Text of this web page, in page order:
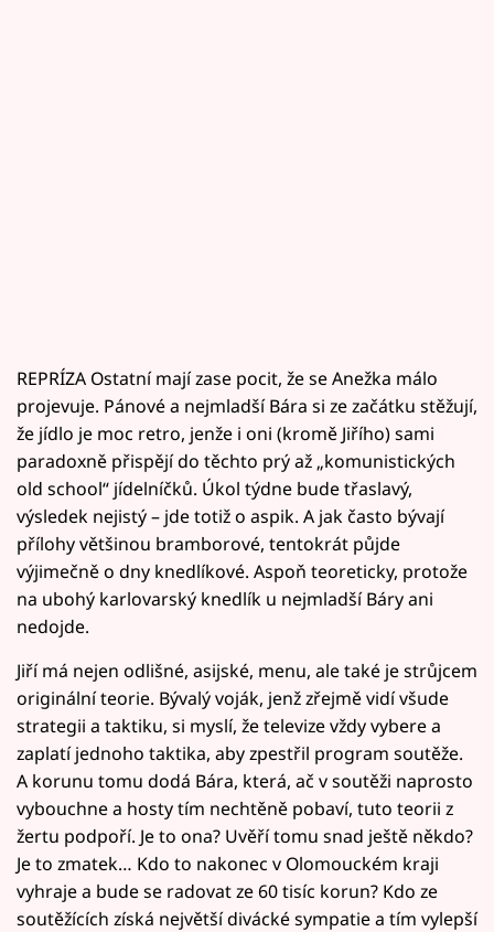
REPRÍZA Ostatní mají zase pocit, že se Anežka málo
projevuje. Pánové a nejmladší Bára si ze začátku stěžují,
že jídlo je moc retro, jenže i oni (kromě Jiřího) sami
paradoxně přispějí do těchto prý až „komunistických
old school“ jídelníčků. Úkol týdne bude třaslavý,
výsledek nejistý – jde totiž o aspik. A jak často bývají
přílohy většinou bramborové, tentokrát půjde
výjimečně o dny knedlíkové. Aspoň teoreticky, protože
na ubohý karlovarský knedlík u nejmladší Báry ani
nedojde.
Jiří má nejen odlišné, asijské, menu, ale také je strůjcem
originální teorie. Bývalý voják, jenž zřejmě vidí všude
strategii a taktiku, si myslí, že televize vždy vybere a
zaplatí jednoho taktika, aby zpestřil program soutěže.
A korunu tomu dodá Bára, která, ač v soutěži naprosto
vybouchne a hosty tím nechtěně pobaví, tuto teorii z
žertu podpoří. Je to ona? Uvěří tomu snad ještě někdo?
Je to zmatek… Kdo to nakonec v Olomouckém kraji
vyhraje a bude se radovat ze 60 tisíc korun? Kdo ze
soutěžících získá největší divácké sympatie a tím vylepší